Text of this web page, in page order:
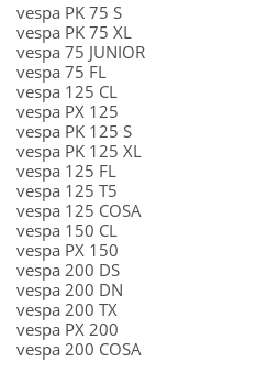
vespa PK 75 S
vespa PK 75 XL
vespa 75 JUNIOR
vespa 75 FL
vespa 125 CL
vespa PX 125
vespa PK 125 S
vespa PK 125 XL
vespa 125 FL
vespa 125 T5
vespa 125 COSA
vespa 150 CL
vespa PX 150
vespa 200 DS
vespa 200 DN
vespa 200 TX
vespa PX 200
vespa 200 COSA